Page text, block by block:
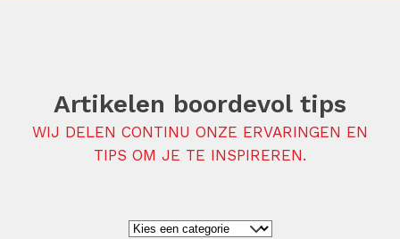
Artikelen boordevol tips
WIJ DELEN CONTINU ONZE ERVARINGEN EN
TIPS OM JE TE INSPIREREN.